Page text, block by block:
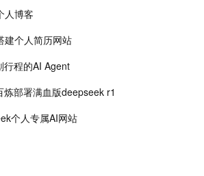
人博客
建个人简历网站
行程的AI Agent
部署满血版deepseek r1
个人专属AI网站